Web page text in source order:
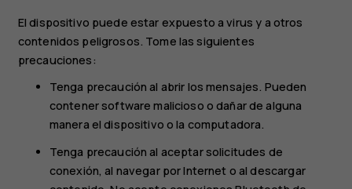
Nokia
4.2
El dispositivo puede estar expuesto a virus y a otros
contenidos peligrosos. Tome las siguientes
precauciones:
Tenga precaución al abrir los mensajes. Pueden
contener software malicioso o dañar de alguna
manera el dispositivo o la computadora.
Tenga precaución al aceptar solicitudes de
conexión, al navegar por Internet o al descargar